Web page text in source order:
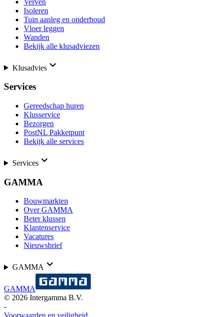
Isoleren
Tuin aanleg en onderhoud
Vloer leggen
Wanden
Bekijk alle klusadviezen
Klusadvies
Services
Gereedschap huren
Klusservice
Bezorgen
PostNL Pakketpunt
Bekijk alle services
Services
GAMMA
Bouwmarkten
Over GAMMA
Beter klussen
Klantenservice
Vacatures
Nieuwsbrief
GAMMA
GAMMA
© 2026 Intergamma B.V.
-